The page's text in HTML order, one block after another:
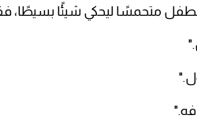
متحمسًا ليحكي شيئًا بسيطًا،